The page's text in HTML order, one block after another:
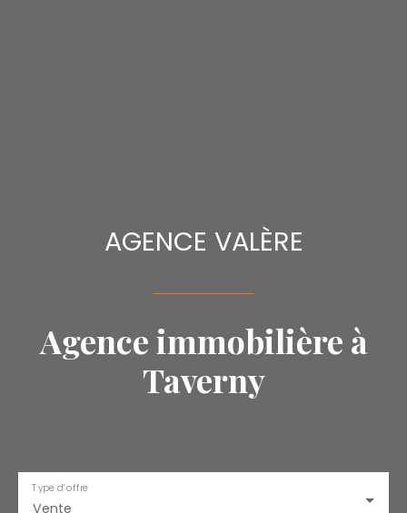
AGENCE VALÈRE
Agence immobilière à
Taverny
Vente
Type d'offre